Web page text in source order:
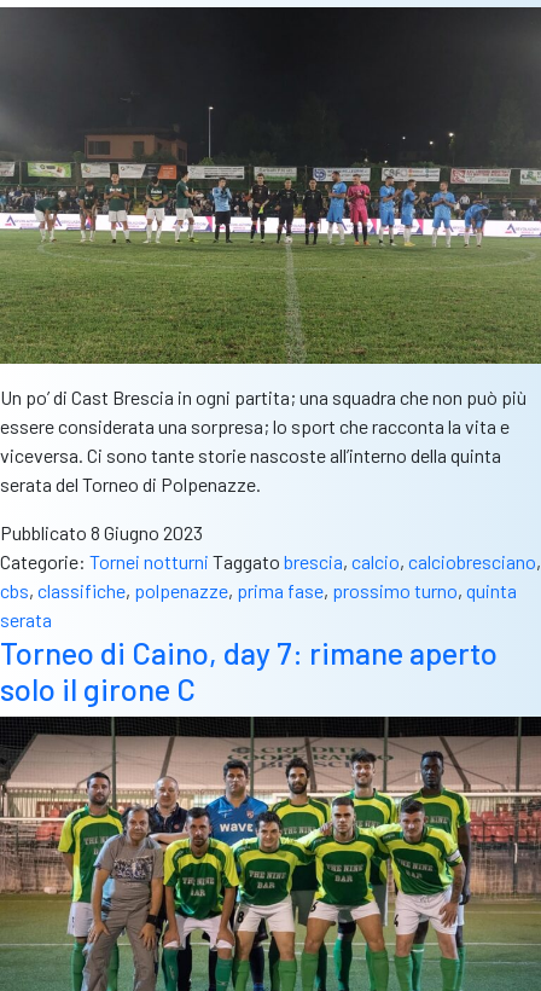
Un po’ di Cast Brescia in ogni partita; una squadra che non può più
essere considerata una sorpresa; lo sport che racconta la vita e
viceversa. Ci sono tante storie nascoste all’interno della quinta
serata del Torneo di Polpenazze.
Pubblicato 8 Giugno 2023
Categorie: Tornei notturni Taggato brescia, calcio, calciobresciano,
cbs, classifiche, polpenazze, prima fase, prossimo turno, quinta
serata
Torneo di Caino, day 7: rimane aperto
solo il girone C